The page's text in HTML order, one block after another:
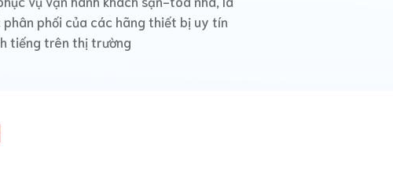
phối của các hãng thiết bị uy tín
tiếng trên thị trường